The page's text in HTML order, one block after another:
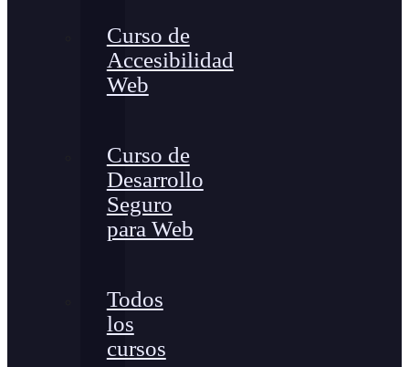
Curso de
Accesibilidad
Web
Curso de
Desarrollo
Seguro
para Web
Todos
los
cursos